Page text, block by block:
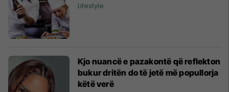
Lifestyle
Kjo nuancë e pazakontë që reflekton
bukur dritën do të jetë më popullorja
këtë verë